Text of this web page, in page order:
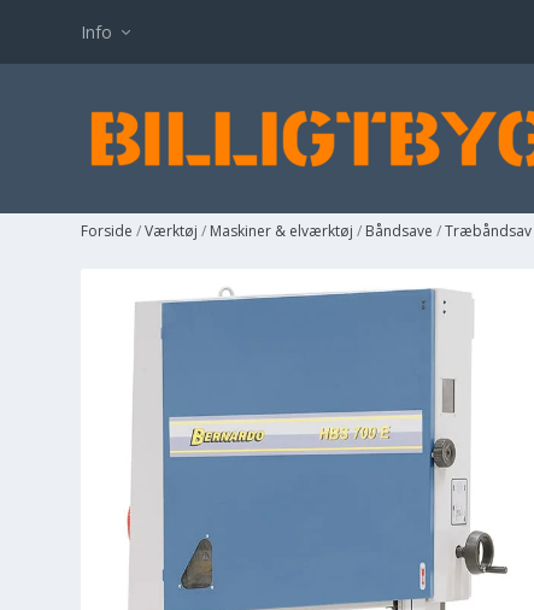
Info
Forside /Værktøj / Maskiner & elværktøj / Båndsave /Træbåndsav